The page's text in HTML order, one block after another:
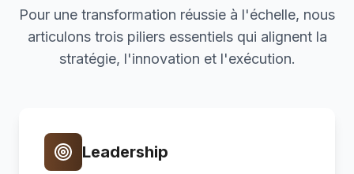
Pour une transformation réussie à l'échelle, nous
articulons trois piliers essentiels qui alignent la
stratégie, l'innovation et l'exécution.
Leadership